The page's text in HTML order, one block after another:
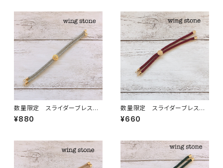
数量限定 スライダーブレスレ
ット紐 ワンポイントストーン付
き グレー
¥880
数量限定 スライダーブレスレ
ット紐 ワインレッド
¥660